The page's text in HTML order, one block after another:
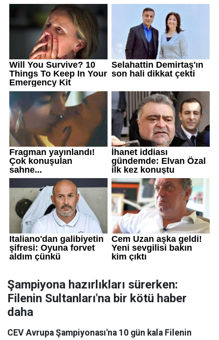
Şampiyona hazırlıkları sürerken:
Filenin Sultanları'na bir kötü haber
daha
CEV Avrupa Şampiyonası'na 10 gün kala Filenin